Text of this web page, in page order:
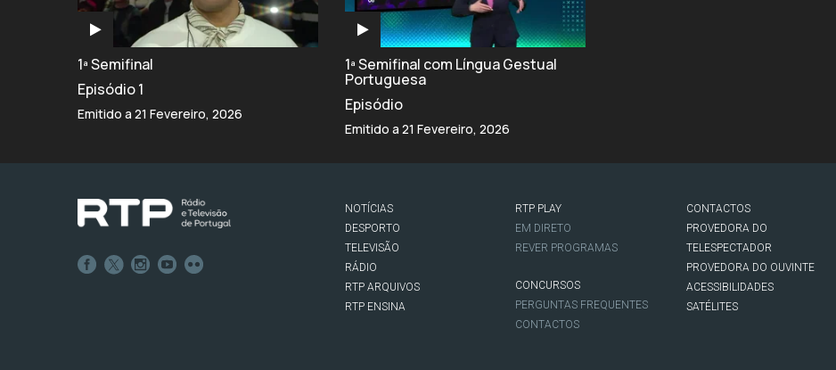
1ª Semifinal
Episódio 1
Emitido a 21 Fevereiro, 2026
1ª Semifinal com Língua Gestual
Portuguesa
Episódio
Emitido a 21 Fevereiro, 2026
NOTÍCIAS
DESPORTO
TELEVISÃO
RÁDIO
RTP ARQUIVOS
RTP ENSINA
RTP PLAY
EM DIRETO
REVER PROGRAMAS
CONCURSOS
PERGUNTAS FREQUENTES
CONTACTOS
CONTACTOS
PROVEDORA DO
TELESPECTADOR
PROVEDORA DO OUVINTE
ACESSIBILIDADES
SATÉLITES